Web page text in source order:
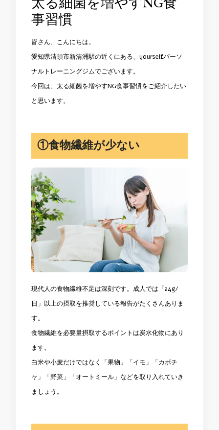
事習慣
皆さん、こんにちは。
愛知県清須市新清洲駅の近くにある、yourselfパーソ
ナルトレーニングジムでございます。
今回は、太る細菌を増やすNG食事習慣をご紹介したい
と思います。
①食物繊維が少ない
現代人の食物繊維不足は深刻です。成人では「24g/
日」以上の摂取を推奨している報告がたくさんありま
す。
食物繊維を必要量摂取するポイントは炭水化物にあり
ます。
白米や小麦だけではなく「果物」「イモ」「カボチ
ャ」「野菜」「オートミール」などを取り入れていき
ましょう。